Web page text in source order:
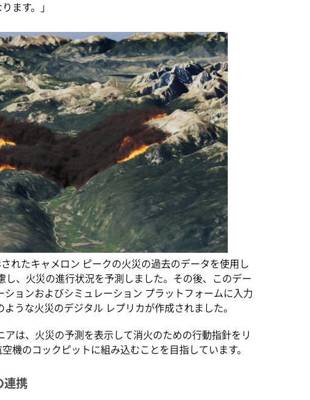
ます。」
れたキャメロン ピークの火災の過去のデータを使用し
、火災の進行状況を予測しました。その後、このデー
ョンおよびシミュレーション プラットフォームに入力
うな火災のデジタル レプリカが作成されました。
は、火災の予測を表示して消火のための行動指針をリ
機のコックピットに組み込むことを目指しています。
連携